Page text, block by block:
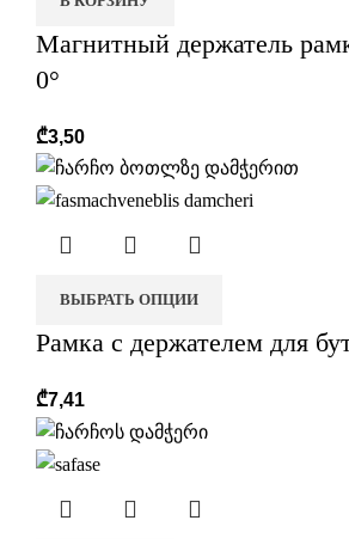
Магнитный держатель
0°
₾3,50
ВЫБРАТЬ ОПЦИИ
Рамка с держателем для
₾7,41